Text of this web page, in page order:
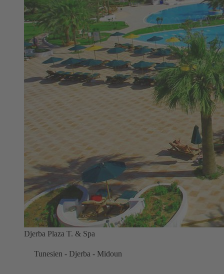
Djerba Plaza T. & Spa
Tunesien - Djerba - Midoun